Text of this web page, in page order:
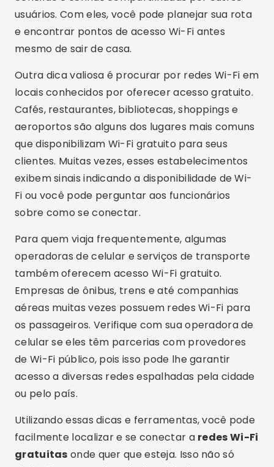
clientes. Muitas vezes, esses estabelecimentos
exibem sinais indicando a disponibilidade de Wi-
Fi ou você pode perguntar aos funcionários
Para quem viaja frequentemente, algumas
operadoras de celular e serviços de transporte
também oferecem acesso Wi-Fi gratuito.
Empresas de ônibus, trens e até companhias
aéreas muitas vezes possuem redes Wi-Fi para
os passageiros. Verifique com sua operadora de
celular se eles têm parcerias com provedores
de Wi-Fi público, pois isso pode lhe garantir
ou pelo país.
Utilizando essas dicas e ferramentas, você pode
facilmente localizar e se conectar a
redes Wi-Fi
gratuitas onde quer que esteja. Isso não só
ajudará a economizar dados móveis, mas
também garantirá que você permaneça
conectado e produtivo em qualquer lugar.
Publicidade - SpotAds
Conectar a redes Wi-Fi públicas
Conectar-se aredes Wi-Fi públicasé uma
maneira conveniente de acessar ainternet